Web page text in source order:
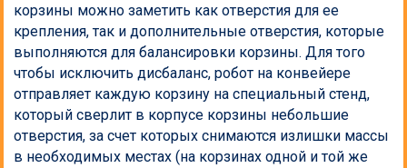
корзины можно заметить как отверстия для ее
крепления, так и дополнительные отверстия, которые
выполняются для балансировки корзины. Для того
чтобы исключить дисбаланс, робот на конвейере
отправляет каждую корзину на специальный стенд,
который сверлит в корпусе корзины небольшие
отверстия, за счет которых снимаются излишки массы
в необходимых местах (на корзинах одной и той же